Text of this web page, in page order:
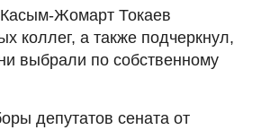
Жомарт Токаев
коллег, а также подчеркнул,
выбрали по собственному
депутатов сената от